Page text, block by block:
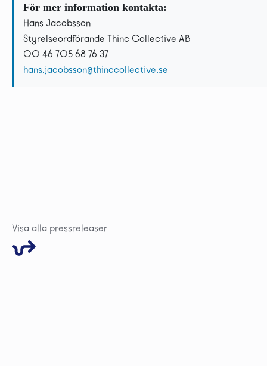
För mer information kontakta:
Hans Jacobsson
Styrelseordförande Thinc Collective AB
00 46 705 68 76 37
hans.jacobsson@thinccollective.se
Visa alla pressreleaser